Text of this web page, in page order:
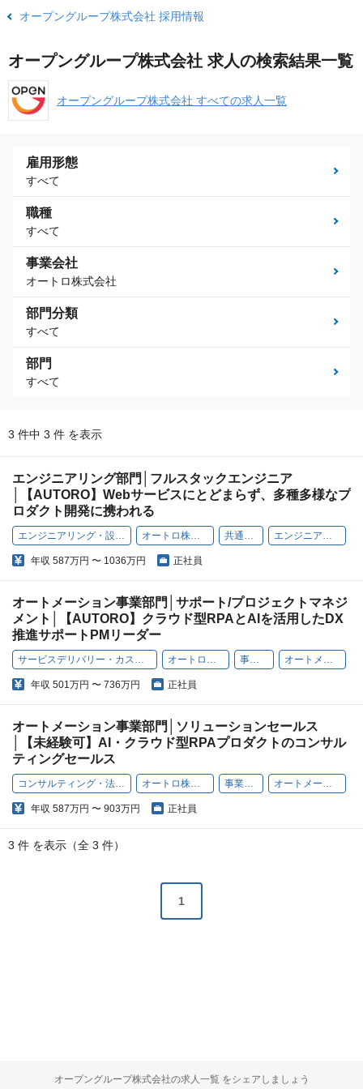
オープングループ株式会社 採用情報
オープングループ株式会社 求人の検索結果一覧
オープングループ株式会社 すべての求人一覧
雇用形態
すべて
職種
すべて
事業会社
オートロ株式会社
部門分類
すべて
部門
すべて
3 件中 3 件 を表示
エンジニアリング部門│フルスタックエンジニア
│【AUTORO】Webサービスにとどまらず、多種多様なプ
ロダクト開発に携われる
エンジニアリング・設計開発 オートロ株式会社 共通部門 エンジニアリング
年収 587万円 〜 1036万円 正社員
オートメーション事業部門│サポート/プロジェクトマネジ
メント│【AUTORO】クラウド型RPAとAIを活用したDX
推進サポートPMリーダー
サービスデリバリー・カスタマーサクセス オートロ株式会社 事業部門 オートメーション
年収 501万円 〜 736万円 正社員
オートメーション事業部門│ソリューションセールス
│【未経験可】AI・クラウド型RPAプロダクトのコンサル
ティングセールス
コンサルティング・法人営業 オートロ株式会社 事業部門 オートメーション
年収 587万円 〜 903万円 正社員
3 件 を表示（全 3 件）
1
オープングループ株式会社の求人一覧 をシェアしましょう